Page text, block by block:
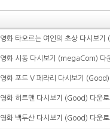
영화 타오르는 여인의 초상 다시보
영화 시동 다시보기 (megaCom) 다
영화 포드 V 페라리 다시보기
영화 히트맨 다시보기 (Good) 다운
영화 백두산 다시보기 (Good) 다운